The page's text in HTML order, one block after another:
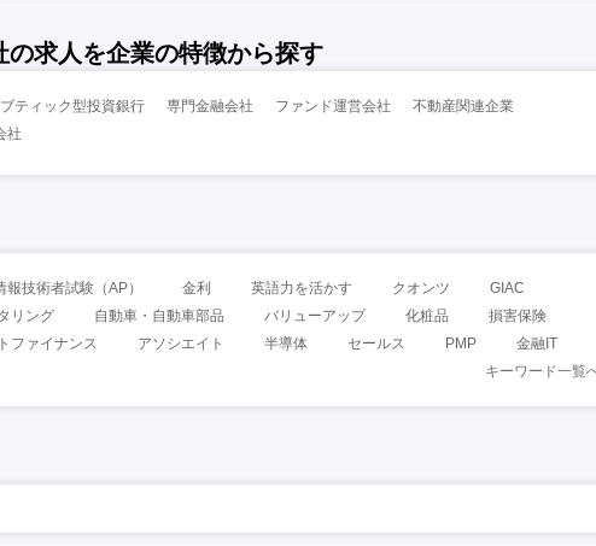
求人を企業の特徴から探す
ブティック型投資銀行 専門金融会社 ファンド運営会社
不動産関連企業
社
報技術者試験（AP） 金利 英語力を活かす クオンツ
GIAC
リング 自動車・自動車部品 バリューアップ 化粧品
損害保険
ファイナンス アソシエイト 半導体 セールス PMP
金融IT
キーワード一覧